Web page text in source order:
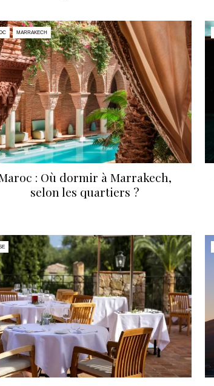
MARRAKECH
: Où dormir à Marrakech,
selon les quartiers ?